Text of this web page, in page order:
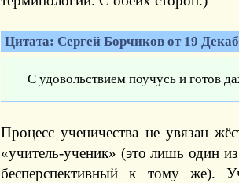
Цитата: Сергей Борчиков от 19
С удовольствием поучусь и готов
Процесс ученичества не увязан
«учитель-ученик» (это лишь один
бесперспективный к тому же).